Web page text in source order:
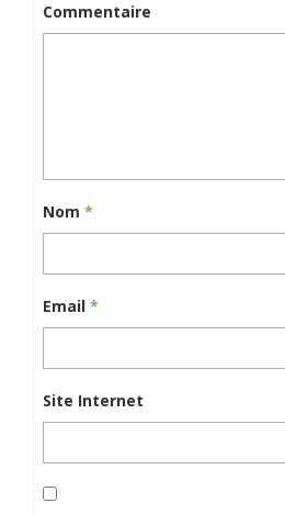
Commentaire
Nom *
Email *
Site Internet